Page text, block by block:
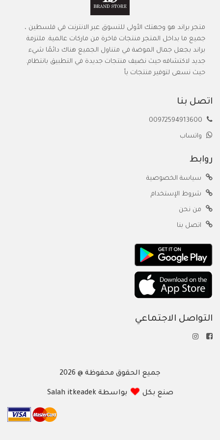
متجر براند هو وجهتك الأولى للتسوق عبر الانترنت في فلسطين ،
جميع ما بداخل المتجر منتجات فاخرة من ماركات عالمية. ملتزمة
براند بجعل جمال الموضة في متناول الجميع هناك دائمًا شيء
جديد لاكتشافه حيث نضيف منتجات جديدة في التطبيق بانتظام.
حيث نسعى لتوفير منتجات بأ
اتصل بنا
واتساب
روابط
سياسة الخصوصية
شروط الإستخدام
من نحن
اتصل بنا
التواصل الاجتماعي
جميع الحقوق محفوظة @ 2026
صنع بكل بواسطة Salah itkeadek